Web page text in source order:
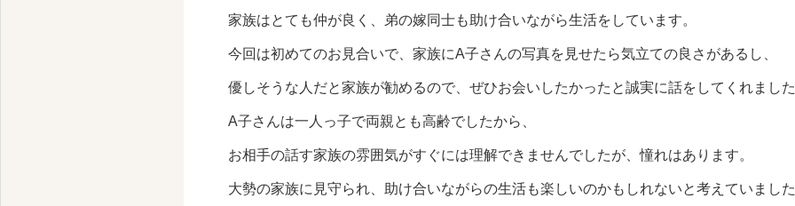
家族はとても仲が良く、弟の嫁同士も助け合いながら生活をしています。
今回は初めてのお見合いで、家族にA子さんの写真を見せたら気立ての良さがあるし、
優しそうな人だと家族が勧めるので、ぜひお会いしたかったと誠実に話をしてくれまし
A子さんは一人っ子で両親とも高齢でしたから、
お相手の話す家族の雰囲気がすぐには理解できませんでしたが、憧れはあります。
大勢の家族に見守られ、助け合いながらの生活も楽しいのかもしれないと考えていまし